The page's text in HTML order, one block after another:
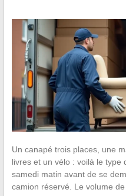
Un canapé trois places, une
livres et un vélo : voilà le type
samedi matin avant de se
camion réservé. Le volume